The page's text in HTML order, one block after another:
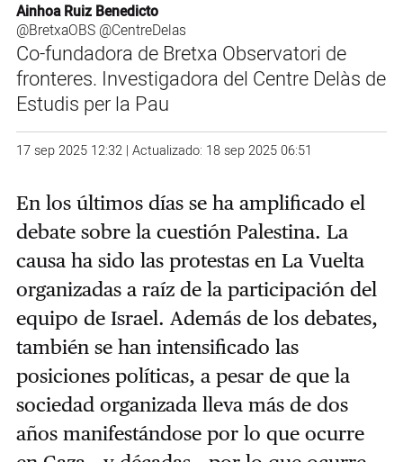
Ainhoa Ruiz Benedicto
@BretxaOBS @CentreDelas
Co-fundadora de Bretxa Observatori de
fronteres. Investigadora del Centre Delàs de
Estudis per la Pau
17 sep 2025 12:32 | Actualizado: 18 sep 2025 06:51
En los últimos días se ha amplificado el
debate sobre la cuestión Palestina. La
causa ha sido las protestas en La Vuelta
organizadas a raíz de la participación del
equipo de Israel. Además de los debates,
también se han intensificado las
posiciones políticas, a pesar de que la
sociedad organizada lleva más de dos
años manifestándose por lo que ocurre